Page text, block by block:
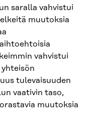
saralla vahvistui
muutoksia
vahvistui
tulevaisuuden
vaativin taso,
muutoksia